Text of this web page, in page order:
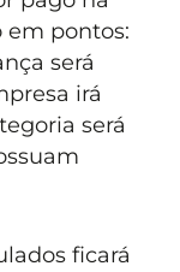
em pontos:
será
irá
será
ficará